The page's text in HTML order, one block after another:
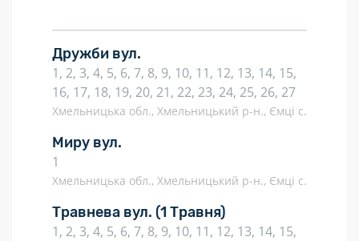
Дружби вул.
1, 2, 3, 4, 5, 6, 7, 8, 9, 10, 11, 12, 13, 14, 15,
16, 17, 18, 19, 20, 21, 22, 23, 24, 25, 26, 27
Хмельницька обл., Хмельницький р-н., Ємці с.
Миру вул.
1
Хмельницька обл., Хмельницький р-н., Ємці с.
Травнева вул. (1 Травня)
1, 2, 3, 4, 5, 6, 7, 8, 9, 10, 11, 12, 13, 14, 15,